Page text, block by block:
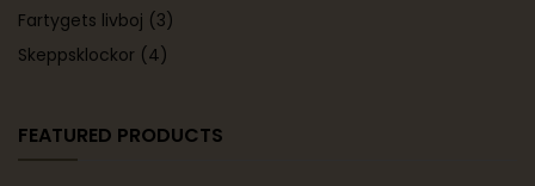
Fartygets livboj (3)
Skeppsklockor (4)
FEATURED PRODUCTS